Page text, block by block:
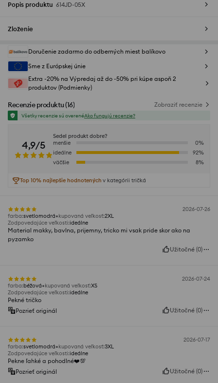
Popis produktu 614JD-05X
Zloženie
Doručenie zadarmo do odberných miest balíkovo
Sme z Európskej únie
Extra -20% na Výpredaj až do -50% pri kúpe aspoň 2
produktov (Podmienky)
Recenzie produktu(16) Zobraziť recenzie
Všetky recenzie sú overenéAko fungujú recenzie?
4,9/5
Sedel produkt dobre?
menšie
0%
ideálne
92%
väčšie
8%
Top 10% najlepšie hodnotených v kategórii tričká
2026-07-26
farba:svetlomodrá kupovaná veľkosť:2XL
Zodpovedajúce veľkosti:ideálne
Material makky, bavlna, prijemny, tricko mi vsak pride skor ako na
pyzamko
Užitočné (0)
2026-07-24
farba:béžová kupovaná veľkosť:XS
Zodpovedajúce veľkosti:ideálne
Pekné tričko
Pozrieť originál
Užitočné (0)
2026-07-17
farba:svetlomodrá kupovaná veľkosť:3XL
Zodpovedajúce veľkosti:ideálne
Pekne ľahké a pohodlné❤️💯
Pozrieť originál
Užitočné (0)